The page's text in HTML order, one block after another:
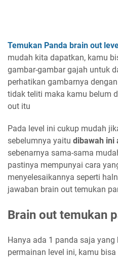
Temukan Panda brain out
mudah kita dapatkan, kamu
gambar-gambar gajah untuk
perhatikan gambarnya
tidak teliti maka kamu belum
out itu
Pada level ini cukup mudah
sebelumnya yaitu dibawah ini
sebenarnya sama-sama
pastinya mempunyai cara
menyelesaikannya seperti
jawaban brain out temukan
Brain out temukan
Hanya ada 1 panda saja
permainan level ini, kamu